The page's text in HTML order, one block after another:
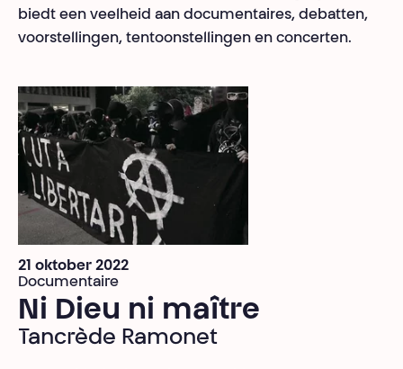
biedt een veelheid aan documentaires, debatten,
voorstellingen, tentoonstellingen en concerten.
21 oktober 2022
Documentaire
Ni Dieu ni maître
Tancrède Ramonet